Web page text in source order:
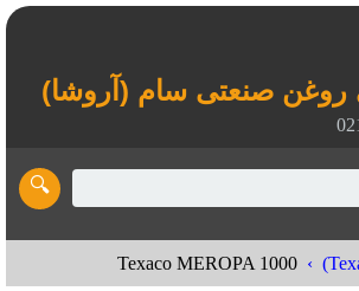
روغن صنعتی سام (آروشا)
🔍
Texaco MEROPA 1000